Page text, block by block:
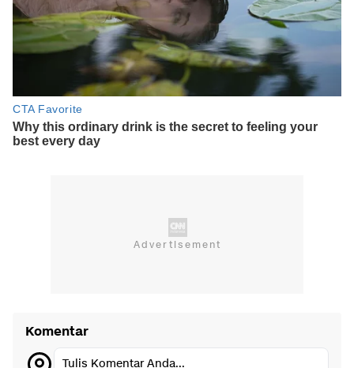
Komentar
Tulis Komentar Anda...